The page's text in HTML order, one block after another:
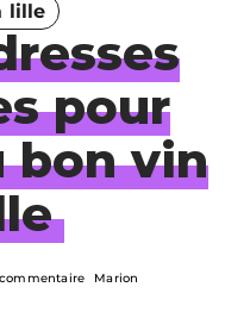
lille
pour
bon vin
Marion